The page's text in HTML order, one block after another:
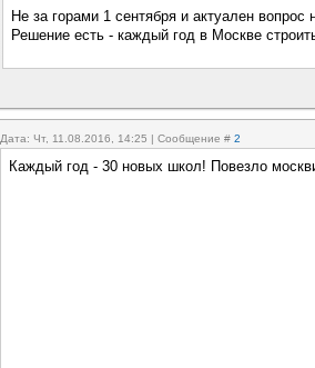
Не за горами 1 сентября и актуален
Решение есть - каждый год в Москве
Дата: Чт, 11.08.2016, 14:25 | Сообщение # 2
Каждый год - 30 новых школ! Повезло